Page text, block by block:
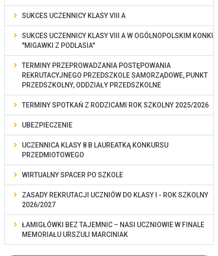
SUKCES UCZENNICY KLASY VIII A
SUKCES UCZENNICY KLASY VIII A W OGÓLNOPOLSKIM
''MIGAWKI Z PODLASIA''
TERMINY PRZEPROWADZANIA POSTĘPOWANIA
REKRUTACYJNEGO PRZEDSZKOLE SAMORZĄDOWE, PUNKT
PRZEDSZKOLNY, ODDZIAŁY PRZEDSZKOLNE
TERMINY SPOTKAŃ Z RODZICAMI ROK SZKOLNY 2025/2026
UBEZPIECZENIE
UCZENNICA KLASY 8 B LAUREATKĄ KONKURSU
PRZEDMIOTOWEGO
WIRTUALNY SPACER PO SZKOLE
ZASADY REKRUTACJI UCZNIÓW DO KLASY I - ROK SZKOLNY
2026/2027
ŁAMIGŁÓWKI BEZ TAJEMNIC – NASI UCZNIOWIE W FINALE
MEMORIAŁU URSZULI MARCINIAK